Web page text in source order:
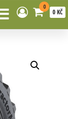
0
0 KČ